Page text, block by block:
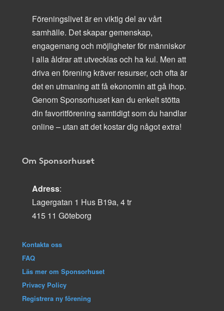
Föreningslivet är en viktig del av vårt
samhälle. Det skapar gemenskap,
engagemang och möjligheter för människor
i alla åldrar att utvecklas och ha kul. Men att
driva en förening kräver resurser, och ofta är
det en utmaning att få ekonomin att gå ihop.
Genom Sponsorhuset kan du enkelt stötta
din favoritförening samtidigt som du handlar
online – utan att det kostar dig något extra!
Om Sponsorhuset
Adress:
Lagergatan 1 Hus B19a, 4 tr
415 11 Göteborg
Kontakta oss
FAQ
Läs mer om Sponsorhuset
Privacy Policy
Registrera ny förening